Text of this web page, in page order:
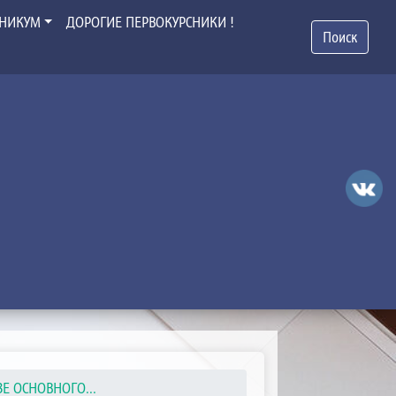
ДОРОГИЕ ПЕРВОКУРСНИКИ !
Поиск
ОСНОВНОГО...